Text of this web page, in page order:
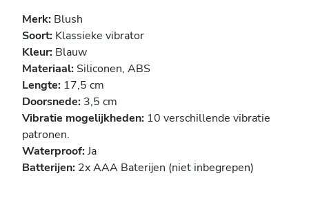
Merk: Blush
Soort: Klassieke vibrator
Kleur: Blauw
Materiaal: Siliconen, ABS
Lengte: 17,5 cm
Doorsnede: 3,5 cm
Vibratie mogelijkheden: 10 verschillende vibratie
patronen.
Waterproof:Ja
Batterijen: 2x AAA Baterijen (niet inbegrepen)